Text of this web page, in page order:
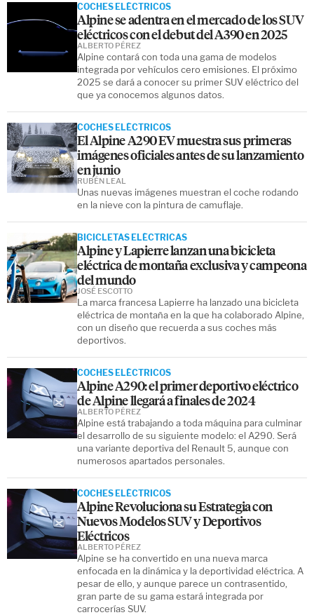
COCHES ELÉCTRICOS
Alpine se adentra en el mercado de los SUV
eléctricos con el debut del A390 en 2025
Alpine contará con toda una gama de modelos
integrada por vehículos cero emisiones. El próximo
2025 se dará a conocer su primer SUV eléctrico del
que ya conocemos algunos datos.
ALBERTO PÉREZ
COCHES ELÉCTRICOS
El Alpine A290 EV muestra sus primeras
imágenes oficiales antes de su lanzamiento
en junio
Unas nuevas imágenes muestran el coche rodando
en la nieve con la pintura de camuflaje.
RUBÉN LEAL
BICICLETAS ELÉCTRICAS
Alpine y Lapierre lanzan una bicicleta
eléctrica de montaña exclusiva y campeona
del mundo
La marca francesa Lapierre ha lanzado una bicicleta
eléctrica de montaña en la que ha colaborado Alpine,
con un diseño que recuerda a sus coches más
deportivos.
JOSÉ ESCOTTO
COCHES ELÉCTRICOS
Alpine A290: el primer deportivo eléctrico
de Alpine llegará a finales de 2024
Alpine está trabajando a toda máquina para culminar
el desarrollo de su siguiente modelo: el A290. Será
una variante deportiva del Renault 5, aunque con
numerosos apartados personales.
ALBERTO PÉREZ
COCHES ELÉCTRICOS
Alpine Revoluciona su Estrategia con
Nuevos Modelos SUV y Deportivos
Eléctricos
Alpine se ha convertido en una nueva marca
enfocada en la dinámica y la deportividad eléctrica. A
pesar de ello, y aunque parece un contrasentido,
gran parte de su gama estará integrada por
carrocerías SUV.
ALBERTO PÉREZ